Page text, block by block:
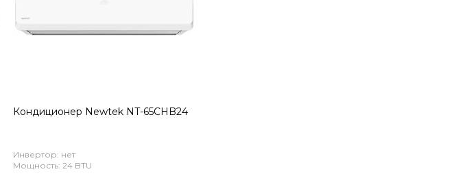
Кондиционер Newtek NT-65CHB24
Инвертор: нет
Мощность: 24 BTU